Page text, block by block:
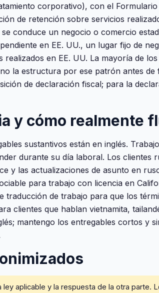
corporativo), con el
de retención sobre servicios
conduce un negocio o comercio
en EE. UU., un lugar fijo de
en EE. UU. La mayoría de
la estructura por ese patrón antes de
de declaración fiscal; para la
y cómo realmente
sustantivos están en inglés.
durante su día laboral. Los clientes
y las actualizaciones de asunto en
para trabajo con licencia en
traducción de trabajo para que los
clientes que hablan vietnamita,
mantengo los entregables cortos y
aplicable y la respuesta de la otra parte.